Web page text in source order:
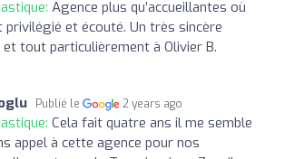
Agence plus qu’accueillantes où
privilégié et écouté. Un très sincère
et tout particulièrement à Olivier B.
Publié le 2 years ago
Cela fait quatre ans il me semble
appel à cette agence pour nos